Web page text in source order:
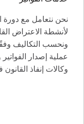
نحن نتعامل مع دورة
لأنشطة الاعتراض
ونحسب التكاليف
عملية إصدار
وكالات إنفاذ